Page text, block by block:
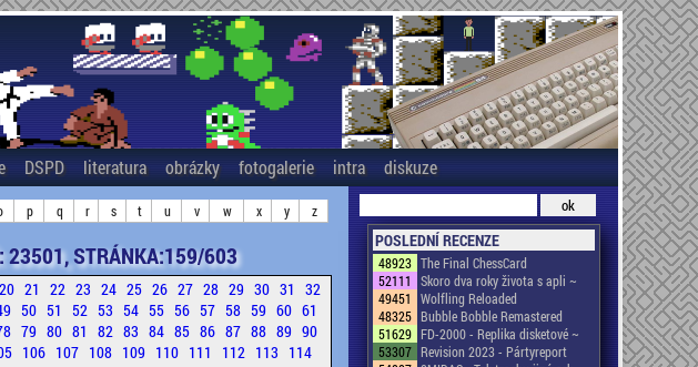
DSPD literatura obrázky fotogalerie intra diskuze
p q r s t u v w x y z
23501, STRÁNKA:159/603
20 21 22 23 24 25 26 27 28 29 30 31 32
50 51 52 53 54 55 56 57 58 59 60 61
79 80 81 82 83 84 85 86 87 88 89 90
106 107 108 109 110 111 112 113 114
POSLEDNÍ RECENZE
48923 The Final ChessCard
52111
Skoro dva roky života s apli ~
49451
Wolfling Reloaded
48325 Bubble Bobble Remastered
51629 FD-2000 - Replika disketové ~
53307 Revision 2023 - Pártyreport